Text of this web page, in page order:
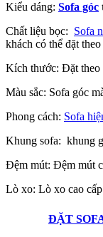
Kiểu dáng: Sofa góc
Chất liệu bọc: Sofa
khách có thể đặt
Kích thước: Đặt theo
Màu sắc: Sofa góc
Phong cách: Sofa
Khung sofa: khung
Đệm mút: Đệm mút
Lò xo: Lò xo cao
ĐẶT